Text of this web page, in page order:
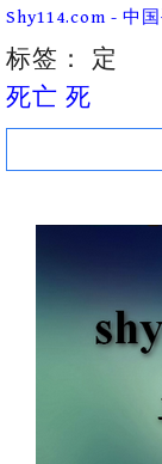
Skip
content
Shy114.com - 中
标签： 定
死亡 死
Search